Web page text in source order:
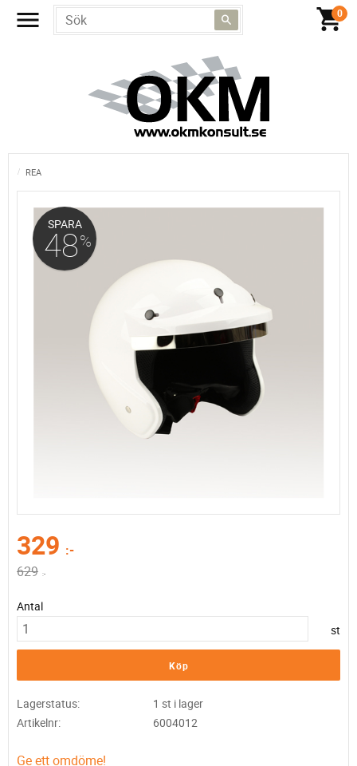
REA
SPARA
48%
Nedsatt pris:
329 :-
Ordinarie pris:
629 :-
Antal
st
Köp
Lagerstatus
1 st i lager
Artikelnr
6004012
Ge ett omdöme!